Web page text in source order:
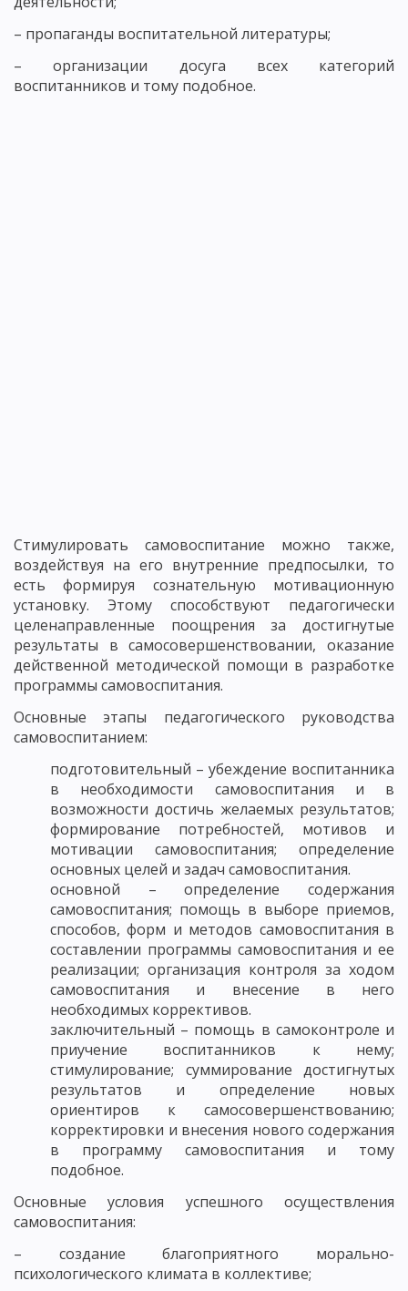
– пропаганды воспитательной литературы;
– организации досуга всех категорий
воспитанников и тому подобное.
Стимулировать самовоспитание можно также,
воздействуя на его внутренние предпосылки, то
есть формируя сознательную мотивационную
установку. Этому способствуют педагогически
целенаправленные поощрения за достигнутые
результаты в самосовершенствовании, оказание
действенной методической помощи в разработке
программы самовоспитания.
Основные этапы педагогического руководства
самовоспитанием:
подготовительный – убеждение воспитанника
в необходимости самовоспитания и в
возможности достичь желаемых результатов;
формирование потребностей, мотивов и
мотивации самовоспитания; определение
основных целей и задач самовоспитания.
основной – определение содержания
самовоспитания; помощь в выборе приемов,
способов, форм и методов самовоспитания в
составлении программы самовоспитания и ее
реализации; организация контроля за ходом
самовоспитания и внесение в него
необходимых коррективов.
заключительный – помощь в самоконтроле и
приучение воспитанников к нему;
стимулирование; суммирование достигнутых
результатов и определение новых
ориентиров к самосовершенствованию;
корректировки и внесения нового содержания
в программу самовоспитания и тому
подобное.
Основные условия успешного осуществления
самовоспитания:
– создание благоприятного морально-
психологического климата в коллективе;